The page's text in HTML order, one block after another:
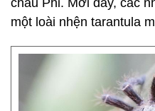
châu Phi. Mới đây, các
một loài nhện tarantula